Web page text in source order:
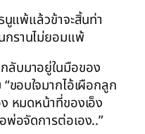
นูแพ้แล้วข้าจะสิ้นท่า
กรานไม่ยอมแพ้
ลับมาอยู่ในมือของ
ขอบใจมากไอ้เผือกลูก
หมดหน้าที่ของเอ็ง
พ่อจัดการต่อเอง..”